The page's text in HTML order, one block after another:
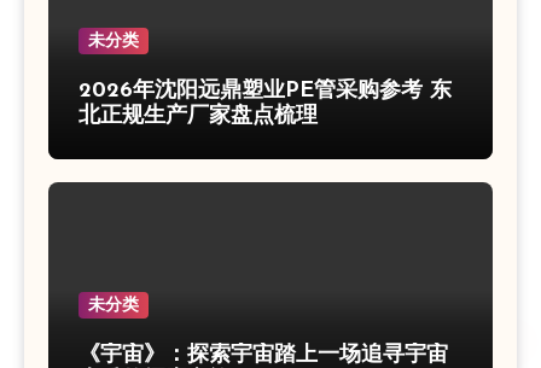
未分类
2026年沈阳远鼎塑业PE管采购参考 东
北正规生产厂家盘点梳理
未分类
《宇宙》：探索宇宙踏上一场追寻宇宙